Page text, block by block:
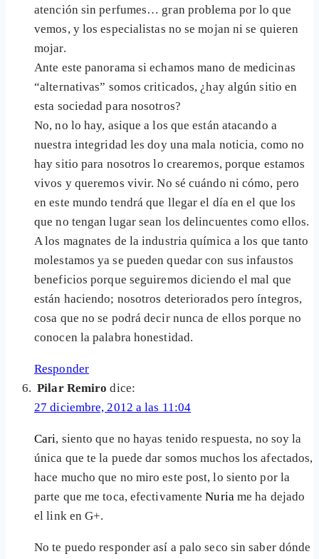
atención sin perfumes… gran problema por lo que
vemos, y los especialistas no se mojan ni se quieren
mojar.
Ante este panorama si echamos mano de medicinas
“alternativas” somos criticados, ¿hay algún sitio en
esta sociedad para nosotros?
No, no lo hay, asique a los que están atacando a
nuestra integridad les doy una mala noticia, como no
hay sitio para nosotros lo crearemos, porque estamos
vivos y queremos vivir. No sé cuándo ni cómo, pero
en este mundo tendrá que llegar el día en el que los
que no tengan lugar sean los delincuentes como ellos.
A los magnates de la industria química a los que tanto
molestamos ya se pueden quedar con sus infaustos
beneficios porque seguiremos diciendo el mal que
están haciendo; nosotros deteriorados pero íntegros,
cosa que no se podrá decir nunca de ellos porque no
conocen la palabra honestidad.
Responder
Pilar Remiro dice:
27 diciembre, 2012 a las 11:04
Cari, siento que no hayas tenido respuesta, no soy la
única que te la puede dar somos muchos los afectados,
hace mucho que no miro este post, lo siento por la
parte que me toca, efectivamenteNuria me ha dejado
el link en G+.
No te puedo responder así a palo seco sin saber dónde